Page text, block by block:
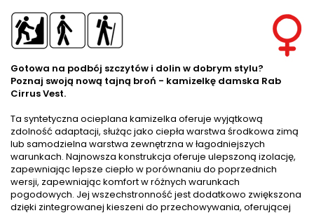
Gotowa na podbój szczytów i dolin w dobrym stylu?
Poznaj swoją nową tajną broń - kamizelkę damska Rab
Cirrus Vest.
Ta syntetyczna ocieplana kamizelka oferuje wyjątkową
zdolność adaptacji, służąc jako ciepła warstwa środkowa zimą
lub samodzielna warstwa zewnętrzna w łagodniejszych
warunkach. Najnowsza konstrukcja oferuje ulepszoną izolację,
zapewniając lepsze ciepło w porównaniu do poprzednich
wersji, zapewniając komfort w różnych warunkach
pogodowych. Jej wszechstronność jest dodatkowo zwiększona
dzięki zintegrowanej kieszeni do przechowywania, oferującej